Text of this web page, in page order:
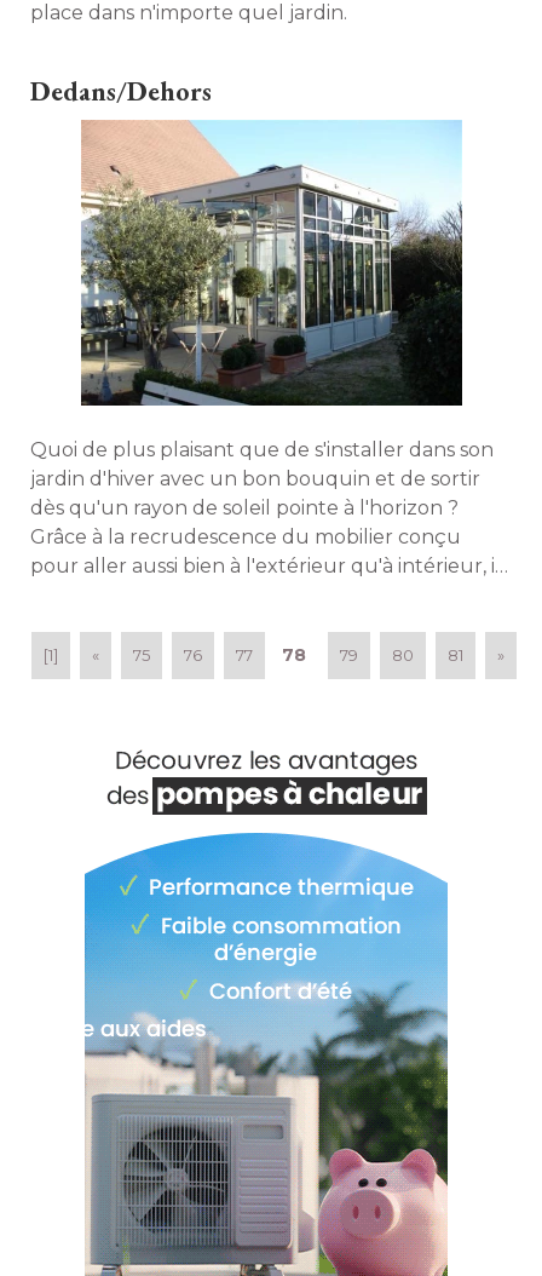
place dans n'importe quel jardin.
Dedans/Dehors
Quoi de plus plaisant que de s'installer dans son
jardin d'hiver avec un bon bouquin et de sortir
dès qu'un rayon de soleil pointe à l'horizon ?
Grâce à la recrudescence du mobilier conçu
pour aller aussi bien à l'extérieur qu'à intérieur, il
épuré.
[1] « 75 76 77 78 79 80 81 »